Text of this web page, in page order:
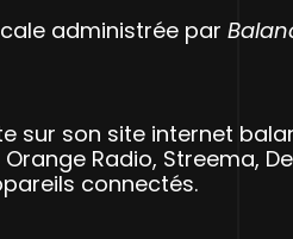
administrée par
sur son site internet
Radio, Streema,
connectés.